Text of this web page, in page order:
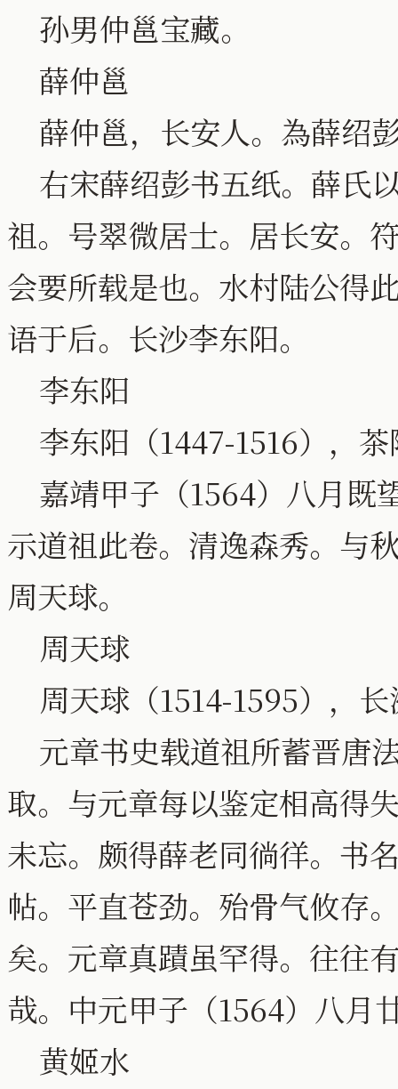
孙男仲邕宝藏。
薛仲邕
薛仲邕，长安人。為薛绍
右宋薛绍彭书五纸。薛氏
祖。号翠微居士。居长安。
会要所载是也。水村陆公得
语于后。长沙李东阳。
李东阳
李东阳（1447-1516），
嘉靖甲子（1564）八月既
示道祖此卷。清逸森秀。与
周天球。
周天球
周天球（1514-1595），
元章书史载道祖所蓄晋唐
取。与元章每以鉴定相高得
未忘。颇得薛老同徜徉。书
帖。平直苍劲。殆骨气攸存
矣。元章真蹟虽罕得。往往
哉。中元甲子（1564）八月
黄姬水